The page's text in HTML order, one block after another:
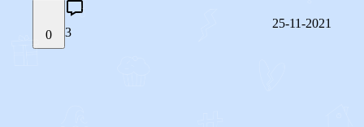
0 3
25-11-2021